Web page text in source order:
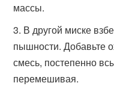
массы.
В другой миске
пышности. Добавьте
смесь, постепенно
перемешивая.